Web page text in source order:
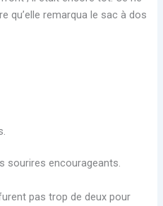
qu’elle remarqua le sac à dos
sourires encourageants.
pas trop de deux pour